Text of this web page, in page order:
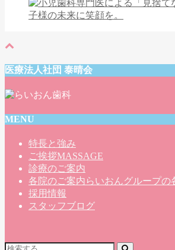
医療法人社団 泰晴会
MENU
特長と強み
ご挨拶MASSAGE
診療のご案内
各院のご案内 らいおんグループの
採用情報
スタッフブログ